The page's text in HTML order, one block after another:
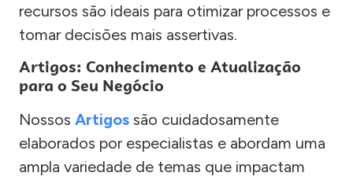
recursos são ideais para otimizar processos e
tomar decisões mais assertivas.
Artigos: Conhecimento e Atualização
para o Seu Negócio
Nossos Artigos são cuidadosamente
elaborados por especialistas e abordam uma
ampla variedade de temas que impactam